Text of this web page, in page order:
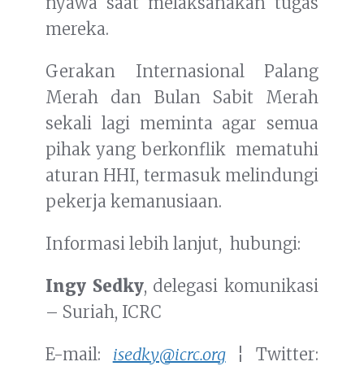
mereka.
Gerakan Internasional Palang
Merah dan Bulan Sabit Merah
sekali lagi meminta agar semua
pihak yang berkonflik mematuhi
aturan HHI, termasuk melindungi
pekerja kemanusiaan.
Informasi lebih lanjut, hubungi:
Ingy Sedky, delegasi komunikasi
– Suriah, ICRC
E-mail: isedky@icrc.org¦ Twitter: